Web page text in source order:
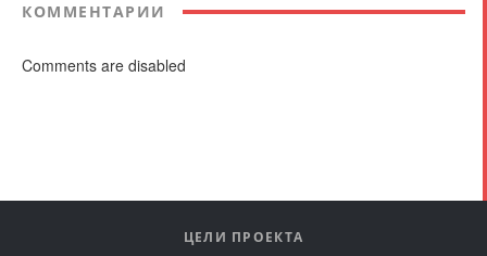
КОММЕНТАРИИ
Comments are disabled
ЦЕЛИ ПРОЕКТА